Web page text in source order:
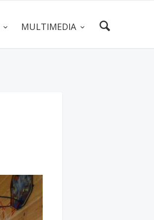
MULTIMEDIA